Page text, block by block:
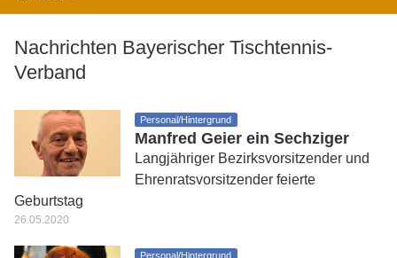
Nachrichten Bayerischer Tischtennis-
Verband
Personal/Hintergrund
Manfred Geier ein Sechziger
Langjähriger Bezirksvorsitzender und
Ehrenratsvorsitzender feierte
Geburtstag
26.05.2020
Personal/Hintergrund